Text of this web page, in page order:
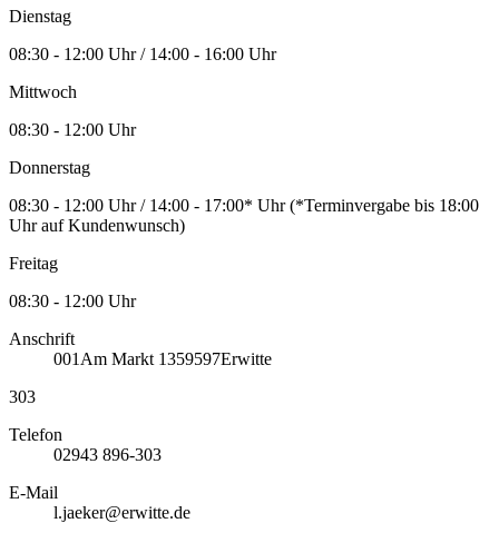
Dienstag
08:30 - 12:00 Uhr / 14:00 - 16:00 Uhr
Mittwoch
08:30 - 12:00 Uhr
Donnerstag
08:30 - 12:00 Uhr / 14:00 - 17:00* Uhr (*Terminvergabe bis 18:00
Uhr auf Kundenwunsch)
Freitag
08:30 - 12:00 Uhr
Anschrift
001 Am Markt 1359597Erwitte
303
Telefon
02943 896-303
E-Mail
l.jaeker@erwitte.de